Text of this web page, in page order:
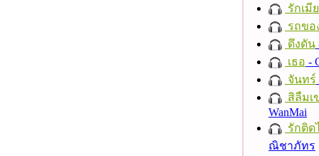
รักเมี
รถขอ
ดึงดัน
เธอ -
จันทร์
สิลืมเ
WanMai
รักติด
ณิชาภัทร